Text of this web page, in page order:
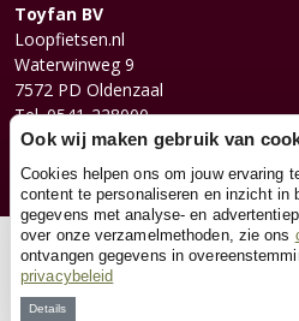
Toyfan BV
Loopfietsen.nl
Waterwinweg 9
7572 PD Oldenzaal
Tel. 0541-228000
Facebook
Instagram
© 2026 Toyfan
Ook wij maken gebruik van
Cookies helpen ons om jouw ervaring
content te personaliseren en inzicht in
gegevens met analyse- en
over onze verzamelmethoden, zie ons
ontvangen gegevens in
privacybeleid
Details